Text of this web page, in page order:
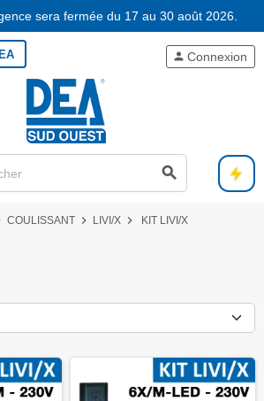
sera fermée du 17 au 30 août 2026.
search
person Connexion
COULISSANT chevron_right LIVI/X chevron_right KIT LIVI/X